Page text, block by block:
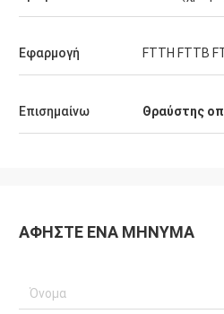
Εφαρμογή FTTH FTTB
Επισημαίνω Θραύστης
ΑΦΉΣΤΕ ΈΝΑ ΜΉΝΥΜΑ